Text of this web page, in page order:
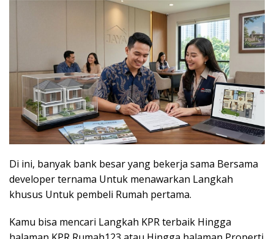
Di ini, banyak bank besar yang bekerja sama Bersama
developerternama Untuk menawarkan Langkah
khusus Untuk pembeli Rumah pertama.
Kamu bisa mencari Langkah KPR terbaik Hingga